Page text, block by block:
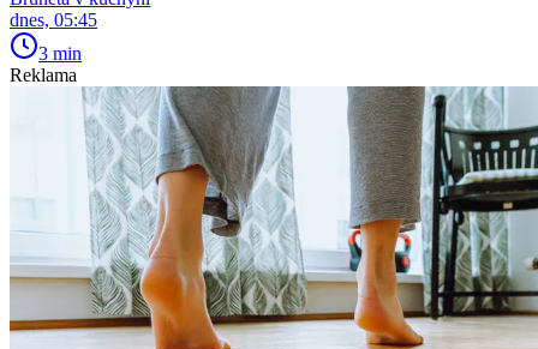
dnes, 05:45
3 min
Reklama